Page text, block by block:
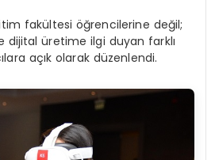
fakültesi öğrencilerine değil;
dijital üretime ilgi duyan farklı
açık olarak düzenlendi.